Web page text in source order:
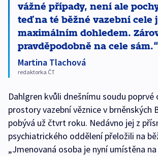
vážné případy, není ale
teď na té běžné vazební cele
maximálním dohledem.
pravděpodobně na cele sám.
Martina Tlachová
redaktorka ČT
Dahlgren kvůli dnešnímu soudu poprvé
prostory vazební věznice v brněnských
pobývá už čtvrt roku. Nedávno jej z
psychiatrického oddělení přeložili na
„Jmenovaná osoba je nyní umístěna